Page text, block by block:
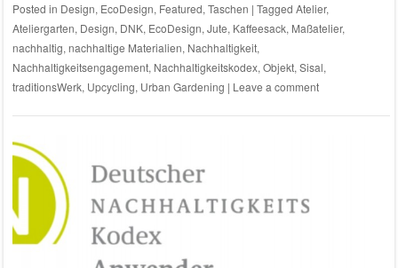
Posted in Design, EcoDesign, Featured, Taschen | Tagged Atelier,
Ateliergarten, Design, DNK, EcoDesign, Jute, Kaffeesack, Maßatelier,
nachhaltig, nachhaltige Materialien, Nachhaltigkeit,
Nachhaltigkeitsengagement, Nachhaltigkeitskodex, Objekt, Sisal,
traditionsWerk, Upcycling, Urban Gardening | Leave a comment